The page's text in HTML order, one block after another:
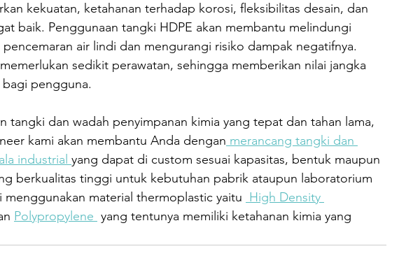
kekuatan, ketahanan terhadap korosi, fleksibilitas desain, dan
baik. Penggunaan tangki HDPE akan membantu melindungi
air lindi dan mengurangi risiko dampak negatifnya.
sedikit perawatan, sehingga memberikan nilai jangka
bagi pengguna.
tangki dan wadah penyimpanan kimia yang tepat dan tahan lama,
kami akan membantu Anda dengan merancang tangki dan
industrial yang dapat di custom sesuai kapasitas, bentuk maupun
berkualitas tinggi untuk kebutuhan pabrik ataupun laboratorium
menggunakan material thermoplastic yaitu High Density
Polypropylene yang tentunya memiliki ketahanan kimia yang